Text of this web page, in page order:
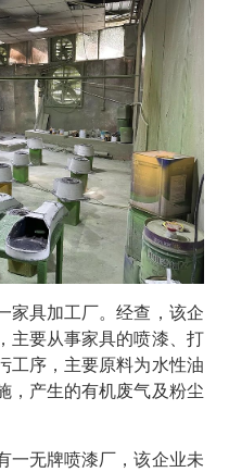
家具加工厂。经查，该企
主要从事家具的喷漆、打
工序，主要原料为水性油
，产生的有机废气及粉尘
一无牌喷漆厂，该企业未